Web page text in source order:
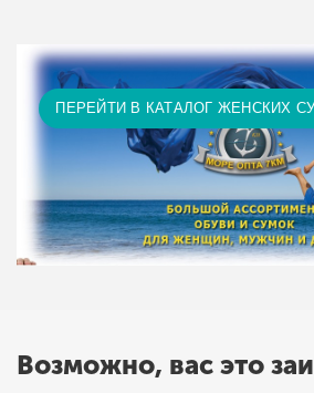
ПЕРЕЙТИ В КАТАЛОГ ЖЕНСКИХ
Возможно, вас это